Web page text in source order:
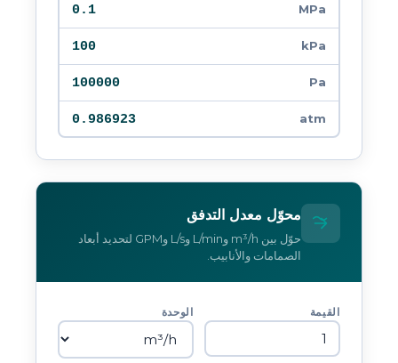
MPa
0.1
kPa
100
Pa
100000
atm
0.986923
محوّل معدل التدفق
حوّل بين m³/h وL/min وL/s وGPM لتحديد أبعاد
الصمامات والأنابيب.
القيمة الوحدة